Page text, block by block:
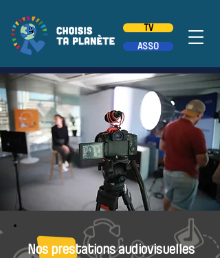
TV
ASSO
Nos prestations audiovisuelles